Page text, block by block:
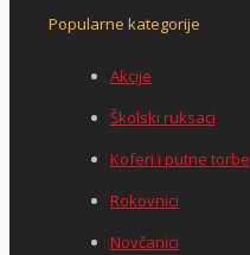
Popularne kategorije
Akcije
Školski ruksaci
Koferi i putne torbe
Rokovnici
Novčanici